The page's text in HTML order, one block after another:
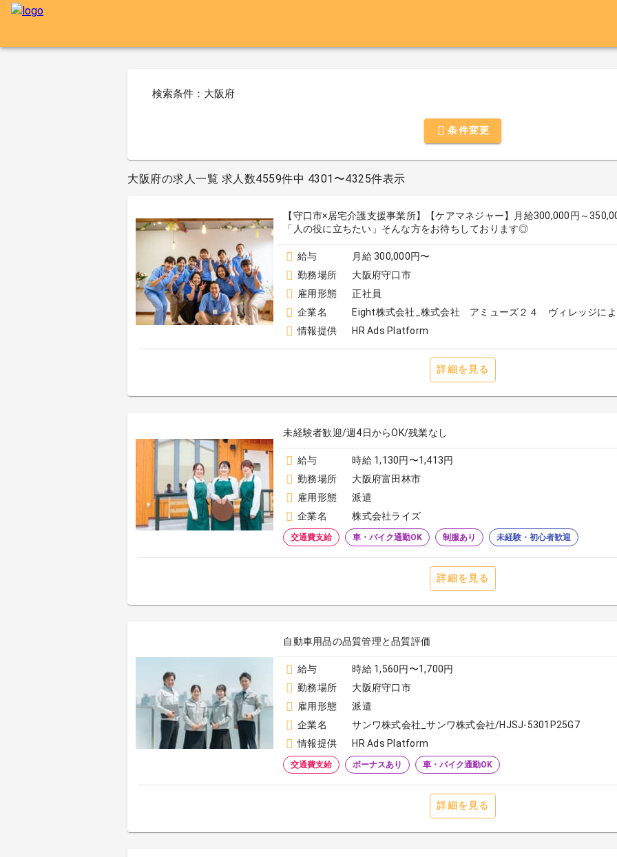
検索条件：大阪府
条件変更
大阪府の求人一覧 求人数4559件中 4301〜4325件表示
【守口市×居宅介護支援事業所】【ケアマネジャー】月給300,000円～
「人の役に立ちたい」そんな方をお待ちしております◎
給与
月給 300,000円〜
勤務場所
大阪府守口市
雇用形態
正社員
企業名
Eight株式会社_株式会社 アミューズ２４ ヴィレッジに
情報提供
HR Ads Platform
詳細を見る
未経験者歓迎/週4日からOK/残業なし
給与
時給 1,130円〜1,413円
勤務場所
大阪府富田林市
雇用形態
派遣
企業名
株式会社ライズ
交通費支給 車・バイク通勤OK 制服あり 未経験・初心者歓迎
詳細を見る
自動車用品の品質管理と品質評価
給与
時給 1,560円〜1,700円
勤務場所
大阪府守口市
雇用形態
派遣
企業名
サンワ株式会社_サンワ株式会社/HJSJ-5301P25G7
情報提供
HR Ads Platform
交通費支給 ボーナスあり 車・バイク通勤OK
詳細を見る